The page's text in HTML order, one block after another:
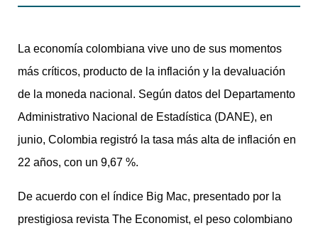
La economía colombiana vive uno de sus momentos
más críticos, producto de la inflación y la devaluación
de la moneda nacional. Según datos del Departamento
Administrativo Nacional de Estadística (DANE), en
junio, Colombia registró la tasa más alta de inflación en
22 años, con un 9,67 %.
De acuerdo con el índice Big Mac, presentado por la
prestigiosa revista The Economist, el peso colombiano